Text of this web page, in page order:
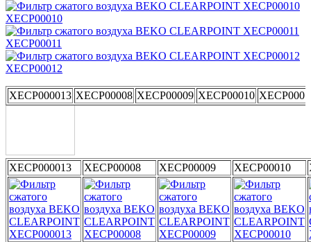
XECP00010
XECP00011
XECP00012
XECP000013 XECP00008 XECP00009 XECP00010
XECP000013 XECP00008 XECP00009 XECP00010